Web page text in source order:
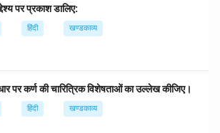
पर प्रकाश डालिए:
हिंदी खण्डकाव्य
पर कर्ण की चारित्रिक विशेषताओं का उल्लेख कीजिए।
हिंदी खण्डकाव्य